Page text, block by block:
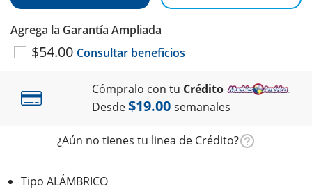
Agrega la Garantía Ampliada
$54.00 Consultar beneficios
Cómpralo con tu Crédito
Desde$19.00 semanales
¿Aún no tienes tu linea de Crédito?
Tipo ALÁMBRICO